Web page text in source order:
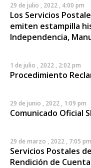
29 de julio , 2022 , 4:00 pm
Los Servicios
emiten estampilla
Independencia,
1 de julio , 2022 , 2:02 pm
Procedimiento
29 de junio , 2022 , 1:09 pm
Comunicado Oficial
29 de marzo , 2022 , 7:05 pm
Servicios Postales
Rendición de